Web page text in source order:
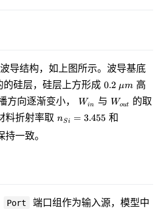
导结构，如上图所示。波导基底
的硅层，硅层上方形成 0.2\
\mu
m
0.2 μm 高
方向逐渐变小，
W_{in}
Win 与 W_{out}
Wout
的取
料折射率取 n_{Si}=3.455
nSi = 3.455和
持一致。
Port
端口组作为输入源，模型中